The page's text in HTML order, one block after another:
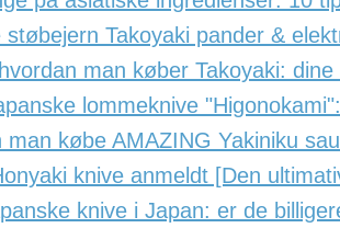
støbejern Takoyaki pander &
man køber Takoyaki: dine
lommeknive
man købe AMAZING Yakiniku
knive anmeldt [Den
knive i Japan: er de